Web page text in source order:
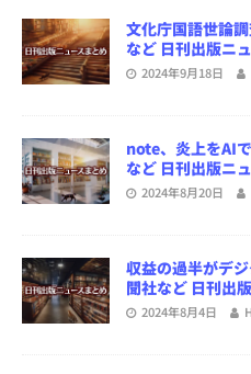
文化庁国語世論
など 日刊出版ニ
2024年9月18日
note、炎上をAI
など 日刊出版ニ
2024年8月20日
収益の過半がデ
聞社など 日刊出
2024年8月4日